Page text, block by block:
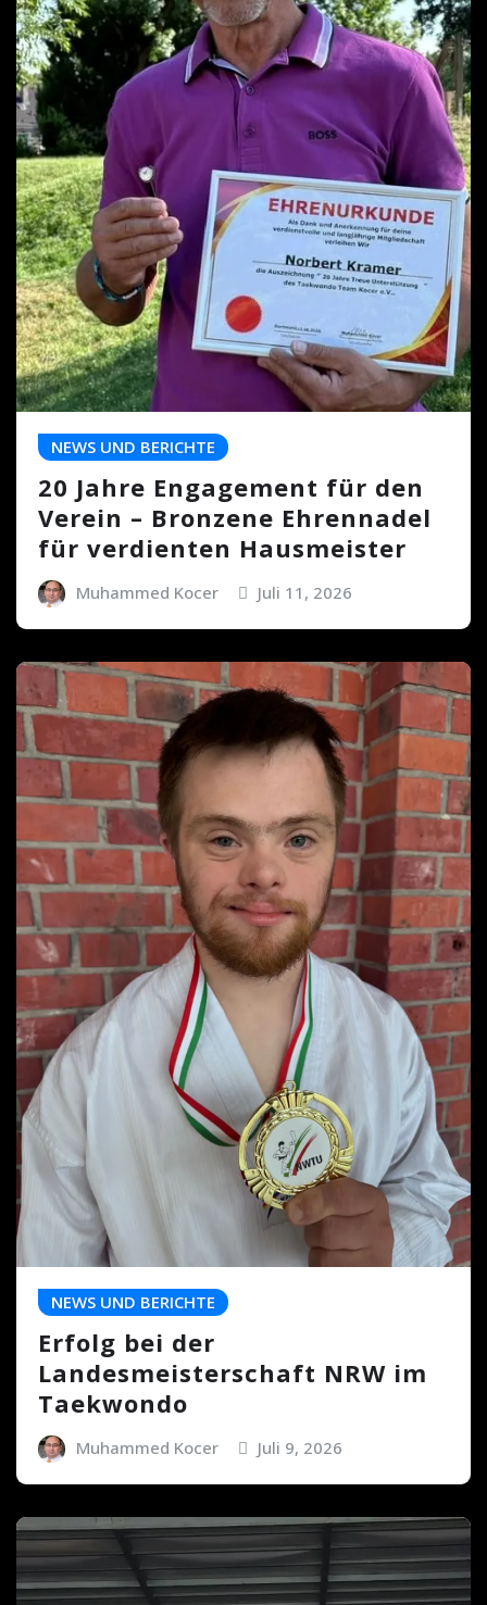
NEWS UND BERICHTE
20 Jahre Engagement für den
Verein – Bronzene Ehrennadel
für verdienten Hausmeister
Muhammed Kocer Juli 11, 2026
NEWS UND BERICHTE
Erfolg bei der
Landesmeisterschaft NRW im
Taekwondo
Muhammed Kocer Juli 9, 2026